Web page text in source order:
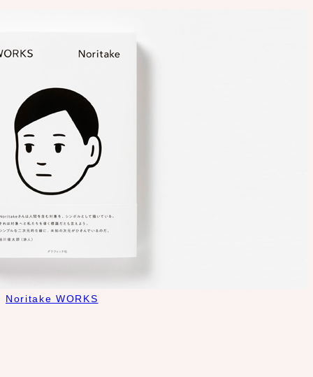
Noritake WORKS